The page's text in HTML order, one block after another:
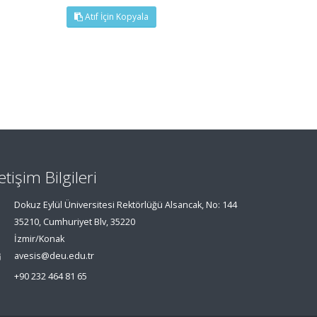
Atıf İçin Kopyala
Bilgileri
Dokuz Eylül Üniversitesi Rektörlüğü Alsancak, No: 144
35210, Cumhuriyet Blv, 35220
İzmir/Konak
avesis@deu.edu.tr
+90 232 464 81 65